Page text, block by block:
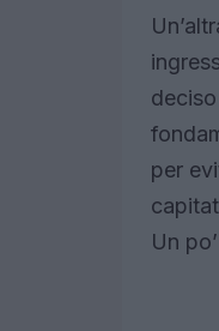
per
Un